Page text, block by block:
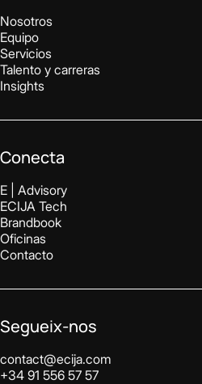
Nosotros
Equipo
Servicios
Talento y carreras
Insights
Conecta
E | Advisory
ECIJA Tech
Brandbook
Oficinas
Contacto
Segueix-nos
contact@ecija.com
+34 91 556 57 57